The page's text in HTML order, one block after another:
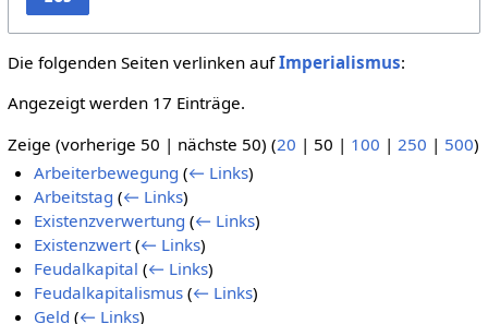
Die folgenden Seiten verlinken aufImperialismus:
Angezeigt werden 17 Einträge.
Zeige (vorherige 50 | nächste 50) (20 | 50 | 100 | 250 | 500)
Arbeiterbewegung (← Links)
Arbeitstag (← Links)
Existenzverwertung (← Links)
Existenzwert (← Links)
Feudalkapital (← Links)
Feudalkapitalismus (← Links)
Geld (← Links)